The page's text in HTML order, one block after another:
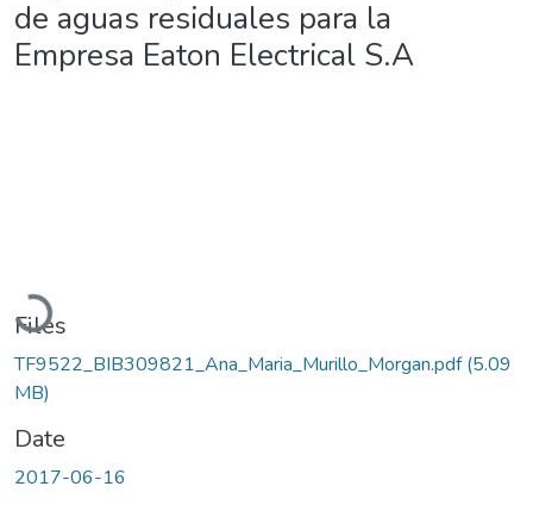
de aguas residuales para la
Empresa Eaton Electrical S.A
Loading...
Files
TF9522_BIB309821_Ana_Maria_Murillo_Morgan.pdf(5.09
MB)
Date
2017-06-16